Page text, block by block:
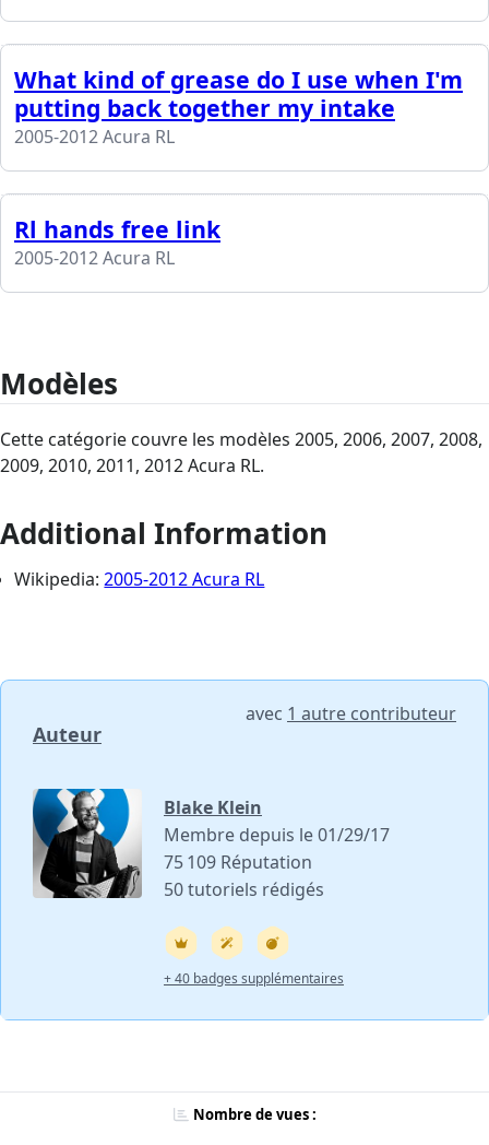
What kind of grease do I use when I'm
putting back together my intake
2005-2012 Acura RL
Rl hands free link
2005-2012 Acura RL
Modèles
Cette catégorie couvre les modèles 2005, 2006, 2007, 2008,
2009, 2010, 2011, 2012 Acura RL.
Additional Information
Wikipedia:2005-2012 Acura RL
Auteur
avec 1 autre contributeur
Blake Klein
Membre depuis le 01/29/17
75 109 Réputation
50 tutoriels rédigés
+ 40 badges supplémentaires
Nombre de vues :